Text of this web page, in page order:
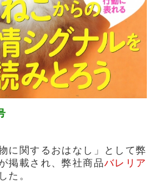
に関するおはなし」として弊
掲載され、弊社商品バレリア
た。